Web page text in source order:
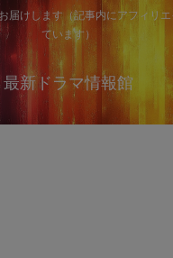
届けします（記事内にアフィリ
ています）
最新ドラマ情報館